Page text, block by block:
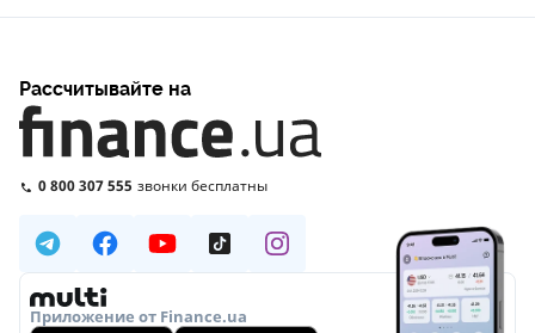
Рассчитывайте на
0 800 307 555 звонки бесплатны
Приложение от Finance.ua